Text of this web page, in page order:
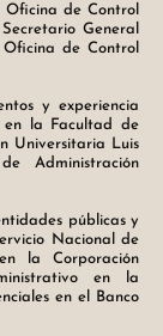
Oficina de Control
General
de Control
y experiencia
en la Facultad de
Universitaria Luis
Administración
públicas y
Nacional de
la Corporación
en la
en el Banco